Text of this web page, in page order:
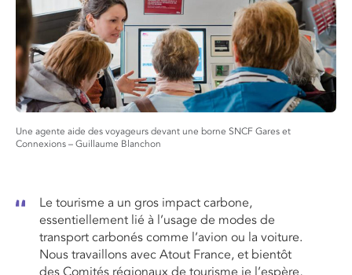
Une agente aide des voyageurs devant une borne SNCF Gares et
Connexions – Guillaume Blanchon
Le tourisme a un gros impact carbone,
essentiellement lié à l’usage de modes de
transport carbonés comme l’avion ou la voiture.
Nous travaillons avec Atout France, et bientôt
des Comités régionaux de tourisme je l’espère,